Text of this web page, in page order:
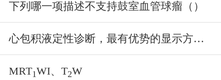
下列哪一项描述不支持鼓室血管球瘤（）
心包积液定性诊断，最有优势的显示方法是（）
MRT1WI、T2W